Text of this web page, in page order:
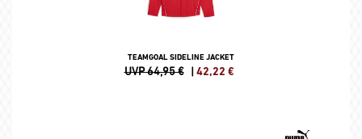
TEAMGOAL SIDELINE JACKET
UVP 64,95 € | 42,22 €